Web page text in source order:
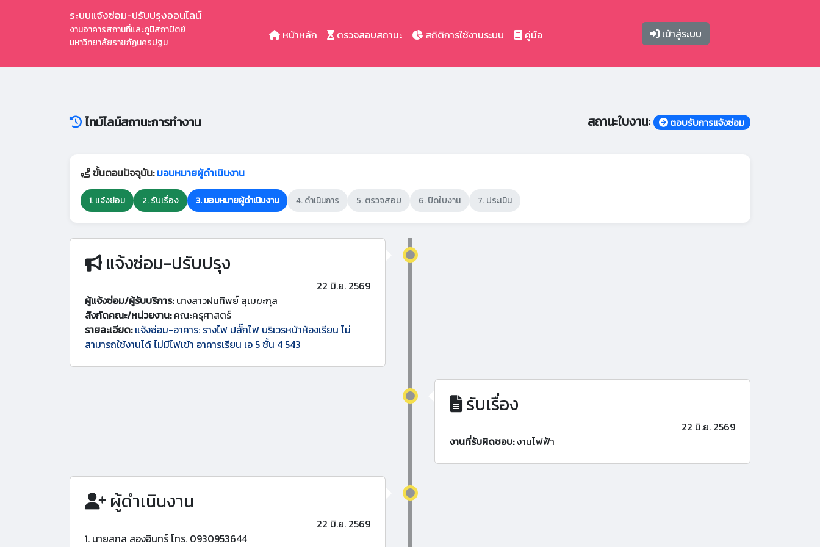
ระบบแจ้งซ่อม-ปรับปรุงออนไลน์
งานอาคารสถานที่และภูมิสถาปัตย์
มหาวิทยาลัยราชภัฏนครปฐม
หน้าหลัก ตรวจสอบสถานะ สถิติการใช้งานระบบ คู่มือ เข้าสู่ระบบ
ไทม์ไลน์สถานะการทำงาน สถานะใบงาน: ตอบรับการแจ้งซ่อม
ขั้นตอนปัจจุบัน:มอบหมายผู้ดำเนินงาน
1. แจ้งซ่อม 2. รับเรื่อง 3. มอบหมายผู้ดำเนินงาน 4. ดำเนินการ 5. ตรวจสอบ 6. ปิดใบงาน 7. ประเมิน
แจ้งซ่อม-ปรับปรุง
22 มิ.ย. 2569
ผู้แจ้งซ่อม/ผู้รับบริการ:นางสาวฝนทิพย์ สุเมฆะกุล
สังกัดคณะ/หน่วยงาน:คณะครุศาสตร์
รายละเอียด: แจ้งซ่อม-อาคาร: รางไฟ ปลั๊กไฟ บริเวรหน้าห้องเรียน ไม่
สามารถใช้งานได้ ไม่มีไฟเข้า อาคารเรียน เอ 5 ชั้น 4 543
รับเรื่อง
22 มิ.ย. 2569
งานที่รับผิดชอบ:งานไฟฟ้า
ผู้ดำเนินงาน
22 มิ.ย. 2569
1. นายสกล สองอินทร์ โทร. 0930953644